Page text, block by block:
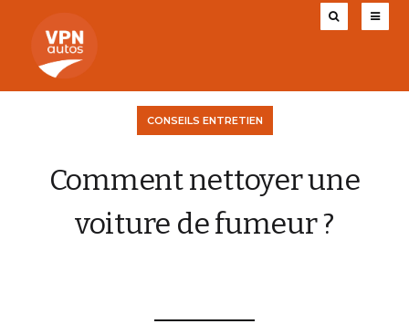
CONSEILS ENTRETIEN
Comment nettoyer une
voiture de fumeur ?